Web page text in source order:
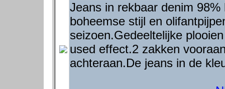
Jeans in rekbaar denim
boheemse stijl en
seizoen.Gedeeltelijke
used effect.2 zakken
achteraan.De jeans in de